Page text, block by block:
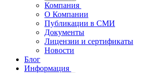
Компания
О Компании
Публикации в СМИ
Документы
Лицензии и сертификаты
Новости
Блог
Информация